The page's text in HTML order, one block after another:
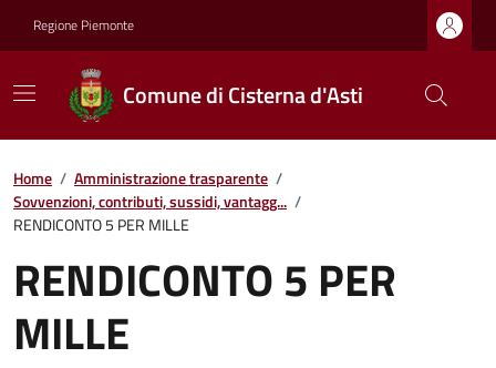
Regione Piemonte
Comune di Cisterna d'Asti
Home / Amministrazione trasparente /
Sovvenzioni, contributi, sussidi, vantagg... /
RENDICONTO 5 PER MILLE
RENDICONTO 5 PER
MILLE